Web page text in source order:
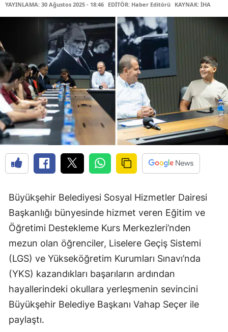
YAYINLAMA: 30 Ağustos 2025 - 18:46 EDİTÖR: Haber Editörü KAYNAK: İHA
Büyükşehir Belediyesi Sosyal Hizmetler Dairesi
Başkanlığı bünyesinde hizmet veren Eğitim ve
Öğretimi Destekleme Kurs Merkezleri’nden
mezun olan öğrenciler, Liselere Geçiş Sistemi
(LGS) ve Yükseköğretim Kurumları Sınavı’nda
(YKS) kazandıkları başarıların ardından
hayallerindeki okullara yerleşmenin sevincini
Büyükşehir Belediye Başkanı Vahap Seçer ile
paylaştı.